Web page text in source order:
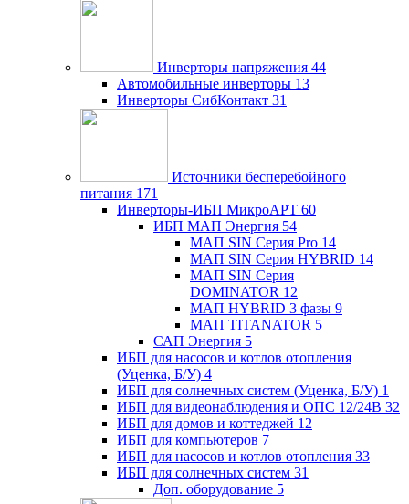
Инверторы напряжения 44
Автомобильные инверторы 13
Инверторы СибКонтакт 31
Источники бесперебойного
питания 171
Инверторы-ИБП МикроАРТ 60
ИБП МАП Энергия 54
МАП SIN Серия Pro 14
МАП SIN Серия HYBRID 14
МАП SIN Серия
DOMINATOR 12
МАП HYBRID 3 фазы 9
МАП TITANATOR 5
САП Энергия 5
ИБП для насосов и котлов отопления
(Уценка, Б/У) 4
ИБП для солнечных систем (Уценка, Б/У) 1
ИБП для видеонаблюдения и ОПС 12/24В 32
ИБП для домов и коттеджей 12
ИБП для компьютеров 7
ИБП для насосов и котлов отопления 33
ИБП для солнечных систем 31
Доп. оборудование 5